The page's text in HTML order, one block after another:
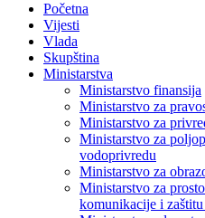
Početna
Vijesti
Vlada
Skupština
Ministarstva
Ministarstvo finansija
Ministarstvo za
Ministarstvo za
Ministarstvo za
vodoprivredu
Ministarstvo za
Ministarstvo za
komunikacije i